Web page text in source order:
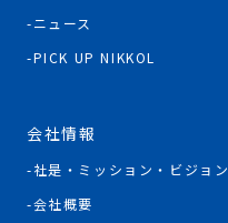
ニュース
PICK UP NIKKOL
会社情報
社是・ミッション・ビジョン
会社概要